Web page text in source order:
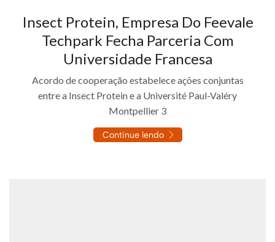
Insect Protein, Empresa Do Feevale
Techpark Fecha Parceria Com
Universidade Francesa
Acordo de cooperação estabelece ações conjuntas
entre a Insect Protein e a Université Paul-Valéry
Montpellier 3
Continue lendo